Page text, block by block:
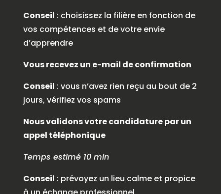
Conseil : choisissez la filière en fonction de
vos compétences et de votre envie
d’apprendre
Vous recevez un e-mail de confirmation
Conseil : vous n’avez rien reçu au bout de 2
jours, vérifiez vos spams
Nous validons votre candidature par un
appel téléphonique
Temps estimé 10 min
Conseil : prévoyez un lieu calme et propice